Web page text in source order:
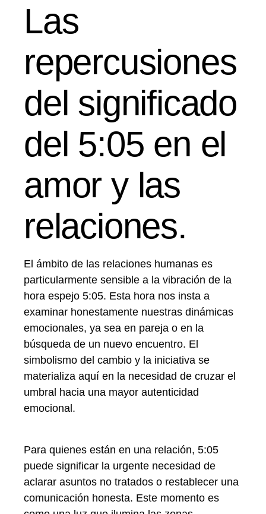
Las
repercusiones
del significado
del 5:05 en el
amor y las
relaciones.
El ámbito de las relaciones humanas es
particularmente sensible a la vibración de la
hora espejo 5:05. Esta hora nos insta a
examinar honestamente nuestras dinámicas
emocionales, ya sea en pareja o en la
búsqueda de un nuevo encuentro. El
simbolismo del cambio y la iniciativa se
materializa aquí en la necesidad de cruzar el
umbral hacia una mayor autenticidad
emocional.
Para quienes están en una relación, 5:05
puede significar la urgente necesidad de
aclarar asuntos no tratados o restablecer una
comunicación honesta. Este momento es